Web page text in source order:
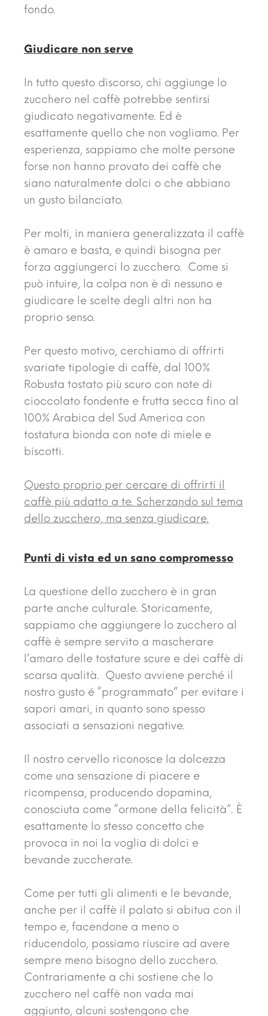
fondo.
Giudicare non serve
In tutto questo discorso, chi aggiunge lo
zucchero nel caffè potrebbe sentirsi
giudicato negativamente. Ed è
esattamente quello che non vogliamo. Per
esperienza, sappiamo che molte persone
forse non hanno provato dei caffè che
siano naturalmente dolci o che abbiano
un gusto bilanciato.
Per molti, in maniera generalizzata il caffè
è amaro e basta, e quindi bisogna per
forza aggiungerci lo zucchero. Come si
può intuire, la colpa non è di nessuno e
giudicare le scelte degli altri non ha
proprio senso.
Per questo motivo, cerchiamo di offrirti
svariate tipologie di caffè, dal 100%
Robusta tostato più scuro con note di
cioccolato fondente e frutta secca fino al
100% Arabica del Sud America con
tostatura bionda con note di miele e
biscotti.
Questo proprio per cercare di offrirti il
caffè più adatto a te. Scherzando sul tema
dello zucchero, ma senza giudicare.
Punti di vista ed un sano compromesso
La questione dello zucchero è in gran
parte anche culturale. Storicamente,
sappiamo che aggiungere lo zucchero al
caffè è sempre servito a mascherare
l’amaro delle tostature scure e dei caffè di
scarsa qualità. Questo avviene perché il
nostro gusto é “programmato” per evitare i
sapori amari, in quanto sono spesso
associati a sensazioni negative.
Il nostro cervello riconosce la dolcezza
come una sensazione di piacere e
ricompensa, producendo dopamina,
conosciuta come “ormone della felicità”. È
esattamente lo stesso concetto che
provoca in noi la voglia di dolci e
bevande zuccherate.
Come per tutti gli alimenti e le bevande,
anche per il caffè il palato si abitua con il
tempo e, facendone a meno o
riducendolo, possiamo riuscire ad avere
sempre meno bisogno dello zucchero.
Contrariamente a chi sostiene che lo
zucchero nel caffè non vada mai
aggiunto, alcuni sostengono che